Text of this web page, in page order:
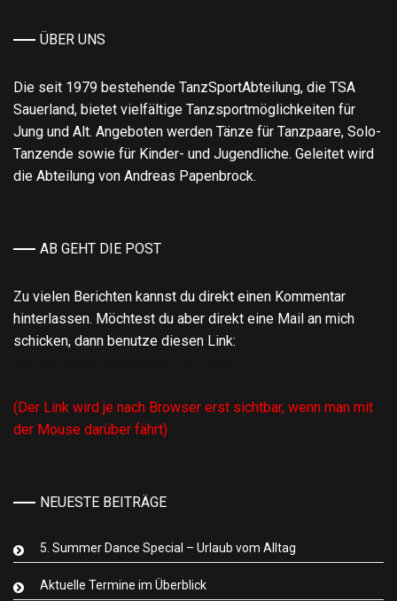
ÜBER UNS
Die seit 1979 bestehende TanzSportAbteilung, die TSA
Sauerland, bietet vielfältige Tanzsportmöglichkeiten für
Jung und Alt. Angeboten werden Tänze für Tanzpaare, Solo-
Tanzende sowie für Kinder- und Jugendliche. Geleitet wird
die Abteilung von Andreas Papenbrock.
AB GEHT DIE POST
Zu vielen Berichten kannst du direkt einen Kommentar
hinterlassen. Möchtest du aber direkt eine Mail an mich
schicken, dann benutze diesen Link:
(Der Link wird je nach Browser erst sichtbar, wenn man mit
der Mouse darüber fährt)
NEUESTE BEITRÄGE
5. Summer Dance Special – Urlaub vom Alltag
Aktuelle Termine im Überblick